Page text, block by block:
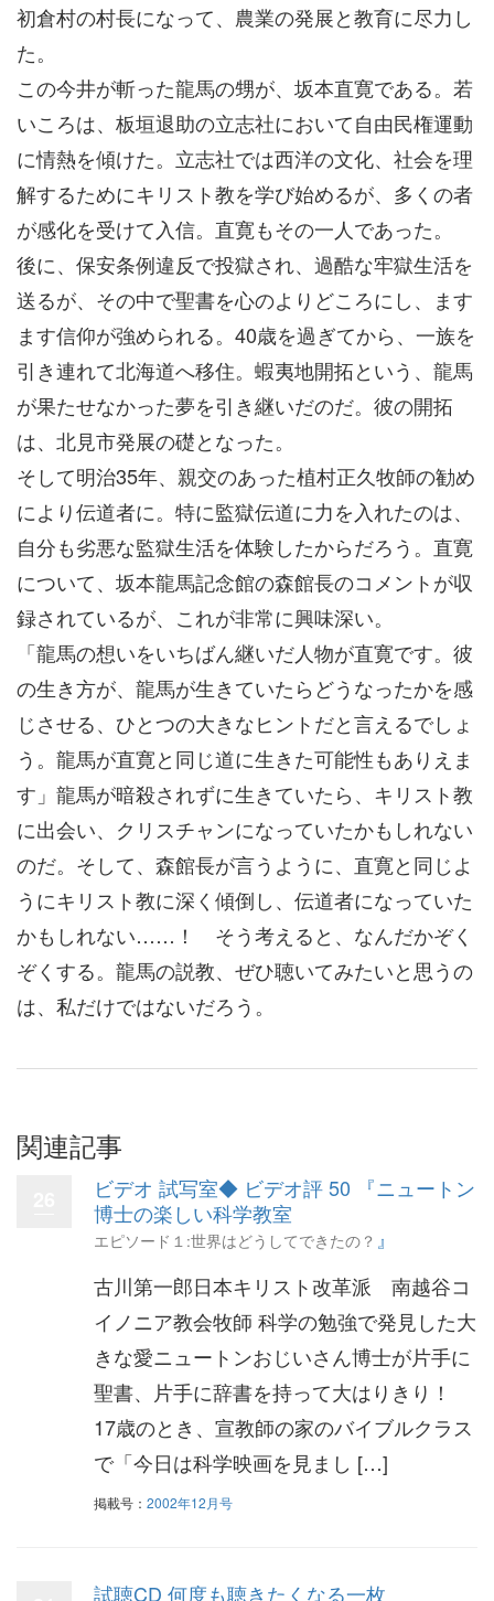
初倉村の村長になって、農業の発展と教育に尽力し
た。
この今井が斬った龍馬の甥が、坂本直寛である。若
いころは、板垣退助の立志社において自由民権運動
に情熱を傾けた。立志社では西洋の文化、社会を理
解するためにキリスト教を学び始めるが、多くの者
が感化を受けて入信。直寛もその一人であった。
後に、保安条例違反で投獄され、過酷な牢獄生活を
送るが、その中で聖書を心のよりどころにし、ます
ます信仰が強められる。40歳を過ぎてから、一族を
引き連れて北海道へ移住。蝦夷地開拓という、龍馬
が果たせなかった夢を引き継いだのだ。彼の開拓
は、北見市発展の礎となった。
そして明治35年、親交のあった植村正久牧師の勧め
により伝道者に。特に監獄伝道に力を入れたのは、
自分も劣悪な監獄生活を体験したからだろう。直寛
について、坂本龍馬記念館の森館長のコメントが収
録されているが、これが非常に興味深い。
「龍馬の想いをいちばん継いだ人物が直寛です。彼
の生き方が、龍馬が生きていたらどうなったかを感
じさせる、ひとつの大きなヒントだと言えるでしょ
う。龍馬が直寛と同じ道に生きた可能性もありえま
す」龍馬が暗殺されずに生きていたら、キリスト教
に出会い、クリスチャンになっていたかもしれない
のだ。そして、森館長が言うように、直寛と同じよ
うにキリスト教に深く傾倒し、伝道者になっていた
かもしれない……！ そう考えると、なんだかぞく
ぞくする。龍馬の説教、ぜひ聴いてみたいと思うの
は、私だけではないだろう。
関連記事
ビデオ 試写室◆ ビデオ評 50 『ニュートン
博士の楽しい科学教室
エピソード１:世界はどうしてできたの？ 』
古川第一郎日本キリスト改革派 南越谷コ
イノニア教会牧師 科学の勉強で発見した大
きな愛ニュートンおじいさん博士が片手に
聖書、片手に辞書を持って大はりきり！
17歳のとき、宣教師の家のバイブルクラス
で「今日は科学映画を見まし […]
掲載号： 2002年12月号
試聴CD 何度も聴きたくなる一枚